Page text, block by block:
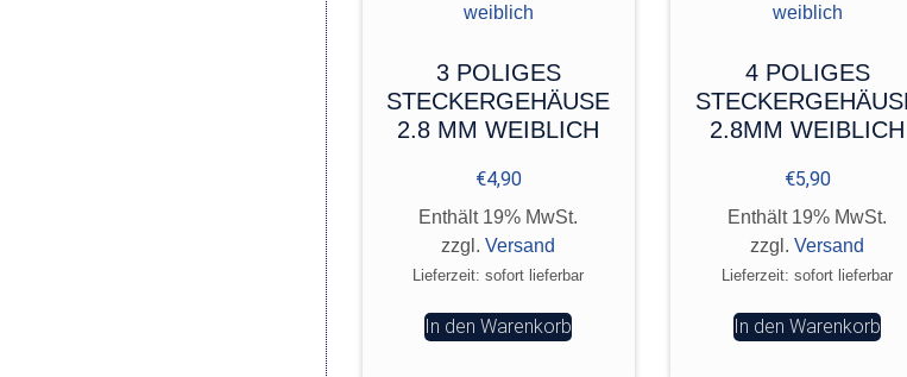
3 POLIGES
STECKERGEHÄUSE
2.8 MM WEIBLICH
€4,90
Enthält 19% MwSt.
zzgl.Versand
Lieferzeit: sofort lieferbar
In den Warenkorb
4 POLIGES
2.8MM WEIBLICH
€5,90
Enthält 19% MwSt.
zzgl.Versand
Lieferzeit: sofort lieferbar
In den Warenkorb